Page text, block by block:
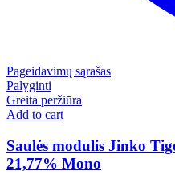
Pageidavimų sąrašas
Palyginti
Greita peržiūra
Add to cart
Saulės modulis Jinko
21,77% Mono